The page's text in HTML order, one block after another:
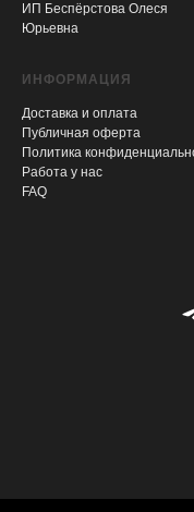
ИП Беспёрстова Олеся
Юрьевна
ИНФОРМАЦИЯ
Доставка и оплата
Публичная оферта
Политика
Работа у нас
FAQ